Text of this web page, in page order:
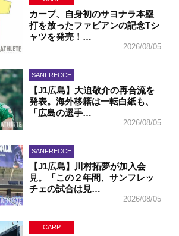
カープ、自身初のサヨナラ本塁
打を放ったファビアンの記念Tシ
ャツを発売！…
2026/08/05
SANFRECCE
【J1広島】大迫敬介の再合流を
発表。海外移籍は一転白紙も、
「広島の選手…
2026/08/05
SANFRECCE
【J1広島】川村拓夢が加入会
見。「この２年間、サンフレッ
チェの試合は見…
2026/08/05
CARP